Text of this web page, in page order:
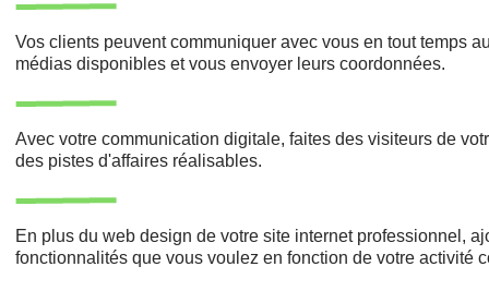
Vos clients peuvent communiquer avec vous en tout temps
médias disponibles et vous envoyer leurs coordonnées.
Avec votre communication digitale, faites des visiteurs de
des pistes d'affaires réalisables.
En plus du web design de votre site internet professionnel,
fonctionnalités que vous voulez en fonction de votre activité